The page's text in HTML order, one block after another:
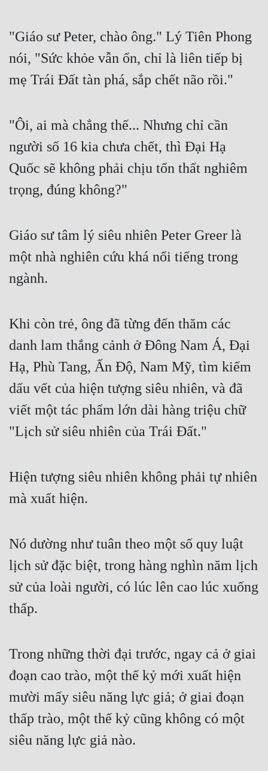
"Giáo sư Peter, chào ông." Lý Tiên Phong
nói, "Sức khỏe vẫn ổn, chỉ là liên tiếp bị
mẹ Trái Đất tàn phá, sắp chết não rồi."
"Ôi, ai mà chẳng thế... Nhưng chỉ cần
người số 16 kia chưa chết, thì Đại Hạ
Quốc sẽ không phải chịu tổn thất nghiêm
trọng, đúng không?"
Giáo sư tâm lý siêu nhiên Peter Greer là
một nhà nghiên cứu khá nổi tiếng trong
ngành.
Khi còn trẻ, ông đã từng đến thăm các
danh lam thắng cảnh ở Đông Nam Á, Đại
Hạ, Phù Tang, Ấn Độ, Nam Mỹ, tìm kiếm
dấu vết của hiện tượng siêu nhiên, và đã
viết một tác phẩm lớn dài hàng triệu chữ
"Lịch sử siêu nhiên của Trái Đất."
Hiện tượng siêu nhiên không phải tự nhiên
mà xuất hiện.
Nó dường như tuân theo một số quy luật
lịch sử đặc biệt, trong hàng nghìn năm lịch
sử của loài người, có lúc lên cao lúc xuống
thấp.
Trong những thời đại trước, ngay cả ở giai
đoạn cao trào, một thế kỷ mới xuất hiện
mười mấy siêu năng lực giả; ở giai đoạn
thấp trào, một thế kỷ cũng không có một
siêu năng lực giả nào.